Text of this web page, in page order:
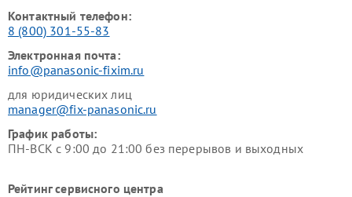
Контактный телефон:
8 (800) 301-55-83
Электронная почта:
info@panasonic-fixim.ru
для юридических лиц
manager@fix-panasonic.ru
График работы:
ПН-ВСК с 9:00 до 21:00 без перерывов и выходных
Рейтинг сервисного центра